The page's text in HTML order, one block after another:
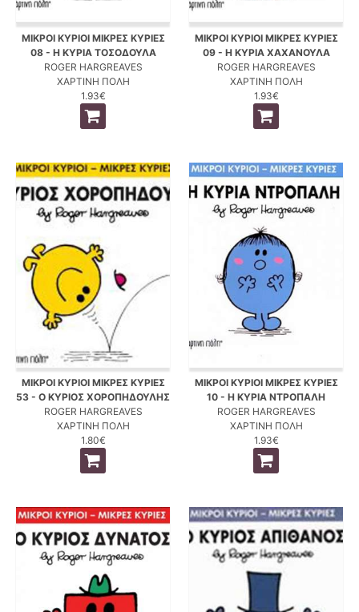
ΜΙΚΡΟΙ ΚΥΡΙΟΙ ΜΙΚΡΕΣ ΚΥΡΙΕΣ
08 - Η ΚΥΡΙΑ ΤΟΣΟΔΟΥΛΑ
ROGER HARGREAVES
ΧΑΡΤΙΝΗ ΠΟΛΗ
1.93€
ΜΙΚΡΟΙ ΚΥΡΙΟΙ ΜΙΚΡΕΣ ΚΥΡΙΕΣ
09 - Η ΚΥΡΙΑ ΧΑΧΑΝΟΥΛΑ
ROGER HARGREAVES
ΧΑΡΤΙΝΗ ΠΟΛΗ
1.93€
ΜΙΚΡΟΙ ΚΥΡΙΟΙ ΜΙΚΡΕΣ ΚΥΡΙΕΣ
53 - Ο ΚΥΡΙΟΣ ΧΟΡΟΠΗΔΟΥΛΗΣ
ROGER HARGREAVES
ΧΑΡΤΙΝΗ ΠΟΛΗ
1.80€
ΜΙΚΡΟΙ ΚΥΡΙΟΙ ΜΙΚΡΕΣ ΚΥΡΙΕΣ
10 - Η ΚΥΡΙΑ ΝΤΡΟΠΑΛΗ
ROGER HARGREAVES
ΧΑΡΤΙΝΗ ΠΟΛΗ
1.93€